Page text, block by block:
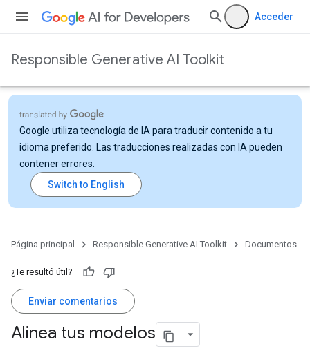
Acceder
Responsible Generative AI Toolkit
Google utiliza tecnología de IA para traducir contenido a tu
idioma preferido. Las traducciones realizadas con IA pueden
contener errores.
Página principal Responsible Generative AI Toolkit Documentos
¿Te resultó útil?
Enviar comentarios
Alinea tus modelos